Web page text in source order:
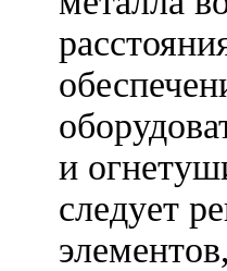
и
следует